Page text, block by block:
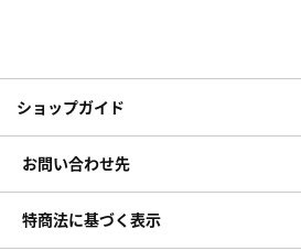
ショップガイド
お問い合わせ先
特商法に基づく表示